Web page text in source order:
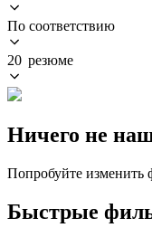
По соответствию
20 резюме
Ничего не
Попробуйте изменить
Быстрые